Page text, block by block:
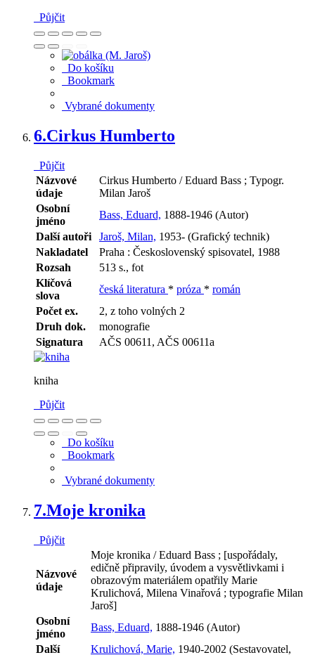
Půjčit
Do košíku
Bookmark
Vybrané dokumenty
6.Cirkus Humberto
Půjčit
Názvové
údaje
Cirkus Humberto / Eduard Bass ; Typogr.
Milan Jaroš
Osobní
jméno
Bass, Eduard, 1888-1946 (Autor)
Další autoři
Jaroš, Milan, 1953- (Grafický technik)
Nakladatel
Praha : Československý spisovatel, 1988
Rozsah
513 s., fot
Klíčová
slova
česká literatura * próza * román
Počet ex.
2, z toho volných 2
Druh dok.
monografie
Signatura
AČS 00611, AČS 00611a
kniha
Půjčit
Do košíku
Bookmark
Vybrané dokumenty
7.Moje kronika
Půjčit
Názvové
údaje
Moje kronika / Eduard Bass ; [uspořádaly,
edičně připravily, úvodem a vysvětlivkami i
obrazovým materiálem opatřily Marie
Krulichová, Milena Vinařová ; typografie Milan
Jaroš]
Osobní
jméno
Bass, Eduard, 1888-1946 (Autor)
Další
Krulichová, Marie, 1940-2002 (Sestavovatel,